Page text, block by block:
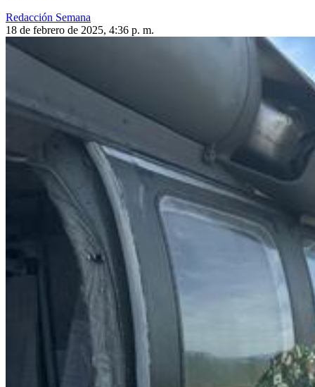
Redacción Semana
18 de febrero de 2025, 4:36 p. m.